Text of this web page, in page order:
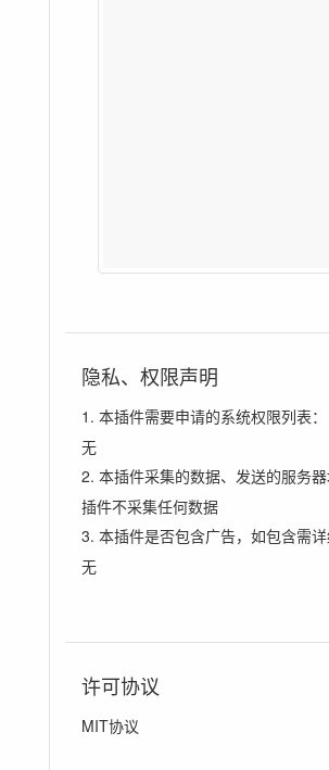
隐私、权限声明
1. 本插件需要申请的系统权限列表：
无
2. 本插件采集的数据、发送的服务
插件不采集任何数据
3. 本插件是否包含广告，如包含需
无
许可协议
MIT协议